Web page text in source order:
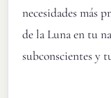
necesidades más
de la Luna en tu
subconscientes y